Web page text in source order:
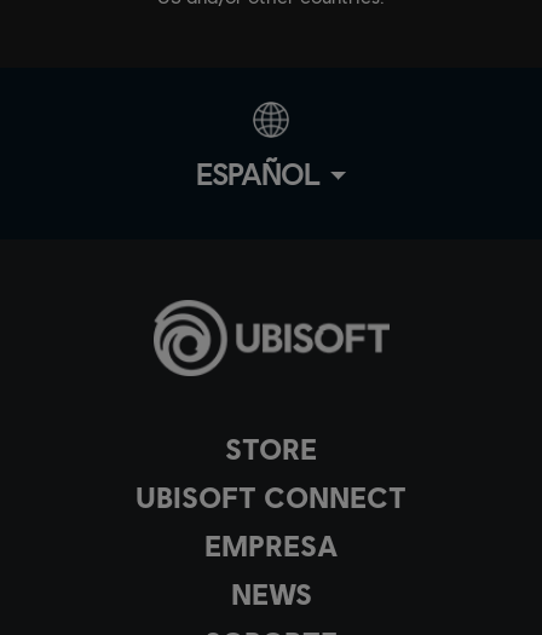
STORE
UBISOFT CONNECT
EMPRESA
NEWS
ESPAÑOL